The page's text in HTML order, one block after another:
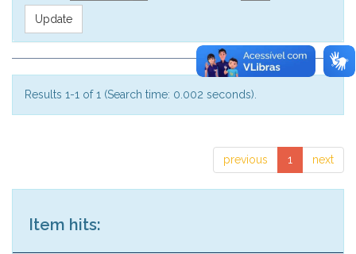
Results 1-1 of 1 (Search time: 0.002 seconds).
previous 1 next
Item hits: